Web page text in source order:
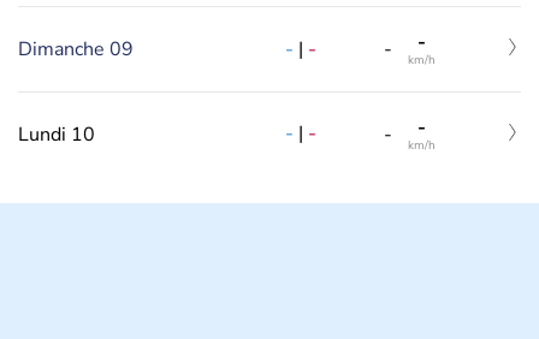
Dimanche 09 - | - - -
km/h
Lundi 10 - | - - -
km/h